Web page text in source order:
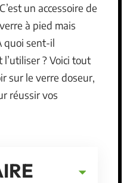
un accessoire de
à pied mais
quoi sent-il
? Voici tout
sur le verre doseur,
réussir vos